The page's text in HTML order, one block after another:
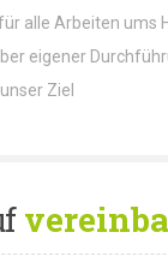
alle Arbeiten ums
eigener
Ziel